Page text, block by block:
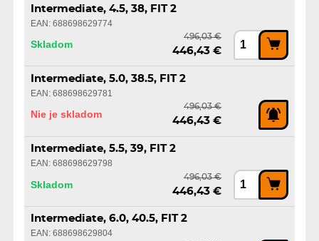
Intermediate, 4.5, 38, FIT 2
EAN: 688698629774
Skladom
496,03 €
446,43 €
Intermediate, 5.0, 38.5, FIT 2
EAN: 688698629781
Nie je skladom
496,03 €
446,43 €
Intermediate, 5.5, 39, FIT 2
EAN: 688698629798
Skladom
496,03 €
446,43 €
Intermediate, 6.0, 40.5, FIT 2
EAN: 688698629804